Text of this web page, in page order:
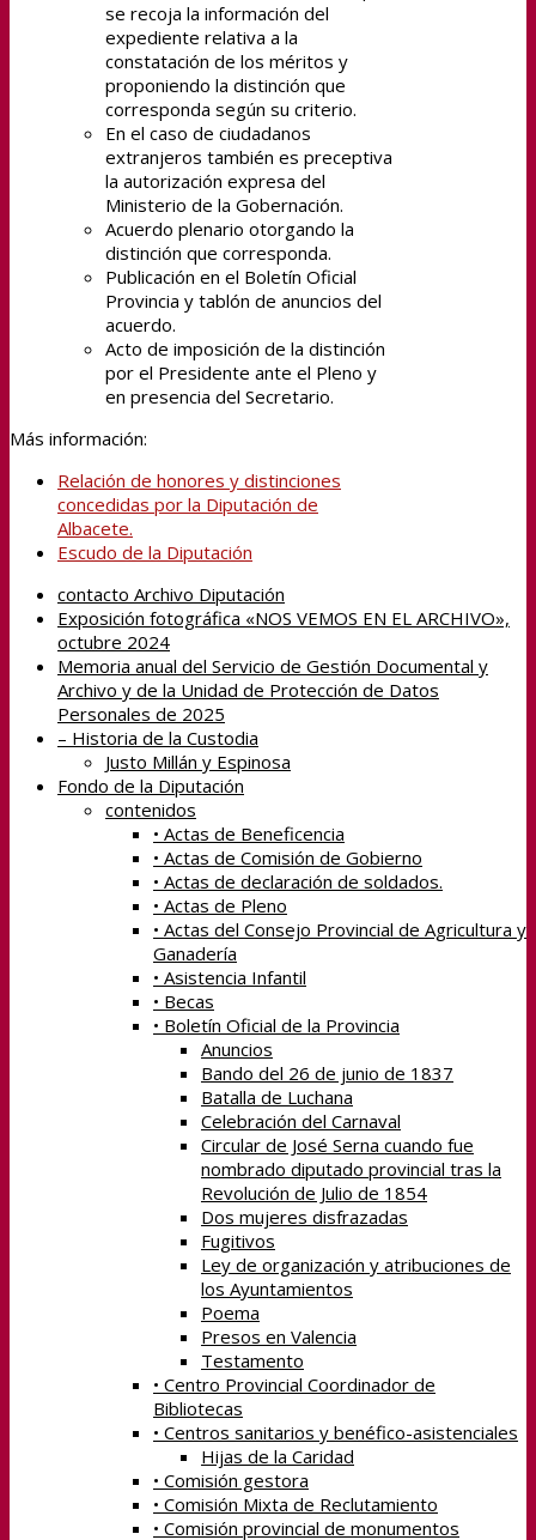
se recoja la información del
expediente relativa a la
constatación de los méritos y
proponiendo la distinción que
corresponda según su criterio.
En el caso de ciudadanos
extranjeros también es preceptiva
la autorización expresa del
Ministerio de la Gobernación.
Acuerdo plenario otorgando la
distinción que corresponda.
Publicación en el Boletín Oficial
Provincia y tablón de anuncios del
acuerdo.
Acto de imposición de la distinción
por el Presidente ante el Pleno y
en presencia del Secretario.
Más información:
Relación de honores y distinciones
concedidas por la Diputación de
Albacete.
Escudo de la Diputación
contacto Archivo Diputación
Exposición fotográfica «NOS VEMOS EN EL ARCHIVO»,
octubre 2024
Memoria anual del Servicio de Gestión Documental y
Archivo y de la Unidad de Protección de Datos
Personales de 2025
– Historia de la Custodia
Justo Millán y Espinosa
Fondo de la Diputación
contenidos
• Actas de Beneficencia
• Actas de Comisión de Gobierno
• Actas de declaración de soldados.
• Actas de Pleno
• Actas del Consejo Provincial de Agricultura y
Ganadería
• Asistencia Infantil
• Becas
• Boletín Oficial de la Provincia
Anuncios
Bando del 26 de junio de 1837
Batalla de Luchana
Celebración del Carnaval
Circular de José Serna cuando fue
nombrado diputado provincial tras la
Revolución de Julio de 1854
Dos mujeres disfrazadas
Fugitivos
Ley de organización y atribuciones de
los Ayuntamientos
Poema
Presos en Valencia
Testamento
• Centro Provincial Coordinador de
Bibliotecas
• Centros sanitarios y benéfico-asistenciales
Hijas de la Caridad
• Comisión gestora
• Comisión Mixta de Reclutamiento
• Comisión provincial de monumentos